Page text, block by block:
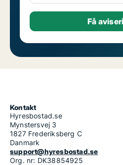
Kontakt
Hyresbostad.se
Mynstersvej 3
1827 Frederiksberg C
Danmark
support@hyresbostad.se
Org. nr: DK38854925